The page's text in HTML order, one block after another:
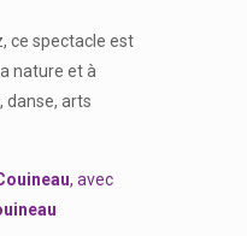
ce spectacle est
nature et à
danse, arts
, avec